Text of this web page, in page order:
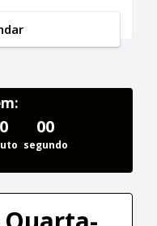
00
segundo